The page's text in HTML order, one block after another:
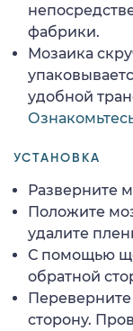
фабрики.
Мозаика
удобной
УСТАНОВКА
Разверните
Положите
удалите
С помощью
обратной
сторону.